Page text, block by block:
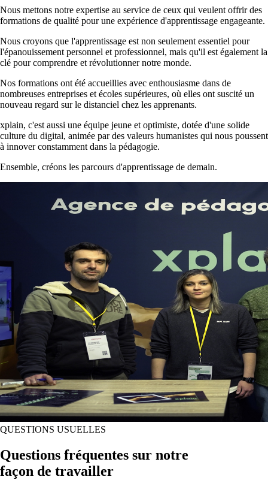
Nous mettons notre expertise au service de ceux qui veulent offrir des
formations de qualité pour une expérience d'apprentissage engageante.
Nous croyons que l'apprentissage est non seulement essentiel pour
l'épanouissement personnel et professionnel, mais qu'il est également la
clé pour comprendre et révolutionner notre monde.
Nos formations ont été accueillies avec enthousiasme dans de
nombreuses entreprises et écoles supérieures, où elles ont suscité un
nouveau regard sur le distanciel chez les apprenants.
xplain, c'est aussi une équipe jeune et optimiste, dotée d'une solide
culture du digital, animée par des valeurs humanistes qui nous poussent
à innover constamment dans la pédagogie.
Ensemble, créons les parcours d'apprentissage de demain.
QUESTIONS USUELLES
Questions fréquentes sur notre
façon de travailler